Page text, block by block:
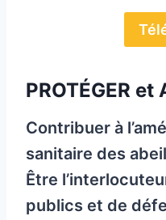
PROTÉGER et
Contribuer à
sanitaire des
Être
publics et de